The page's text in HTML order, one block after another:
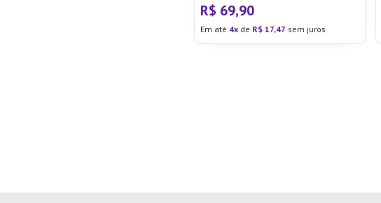
R$ 69,90
Em até 4 de R$ 17,47 sem juros